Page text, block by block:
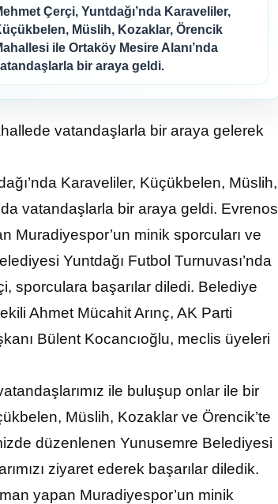
Çerçi, Yuntdağı’nda Karaveliler,
Müslih, Kozaklar, Örencik
ile Ortaköy Mesire Alanı’nda
bir araya geldi.
vatandaşlarla bir araya gelerek
Karaveliler, Küçükbelen, Müslih,
vatandaşlarla bir araya geldi. Evrenos
Muradiyespor’un minik sporcuları ve
Yuntdağı Futbol Turnuvası’nda
sporculara başarılar diledi. Belediye
Ahmet Mücahit Arınç, AK Parti
Bülent Kocancıoğlu, meclis üyeleri
ile buluşup onlar ile bir
Müslih, Kozaklar ve Örencik’te
düzenlenen Yunusemre Belediyesi
ziyaret ederek başarılar diledik.
yapan Muradiyespor’un minik